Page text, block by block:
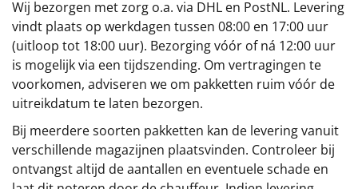
Wij bezorgen met zorg o.a. via DHL en PostNL. Levering
vindt plaats op werkdagen tussen 08:00 en 17:00 uur
(uitloop tot 18:00 uur). Bezorging vóór of ná 12:00 uur
is mogelijk via een tijdszending. Om vertragingen te
voorkomen, adviseren we om pakketten ruim vóór de
uitreikdatum te laten bezorgen.
Bij meerdere soorten pakketten kan de levering vanuit
verschillende magazijnen plaatsvinden. Controleer bij
ontvangst altijd de aantallen en eventuele schade en